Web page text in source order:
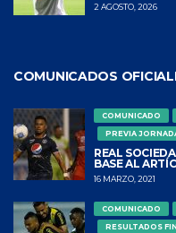
2 AGOSTO, 2026
COMUNICADOS
COMUNICADO
PREVIA
REAL
BASE AL
16 MARZO, 2021
COMUNICADO
RESULTADOS